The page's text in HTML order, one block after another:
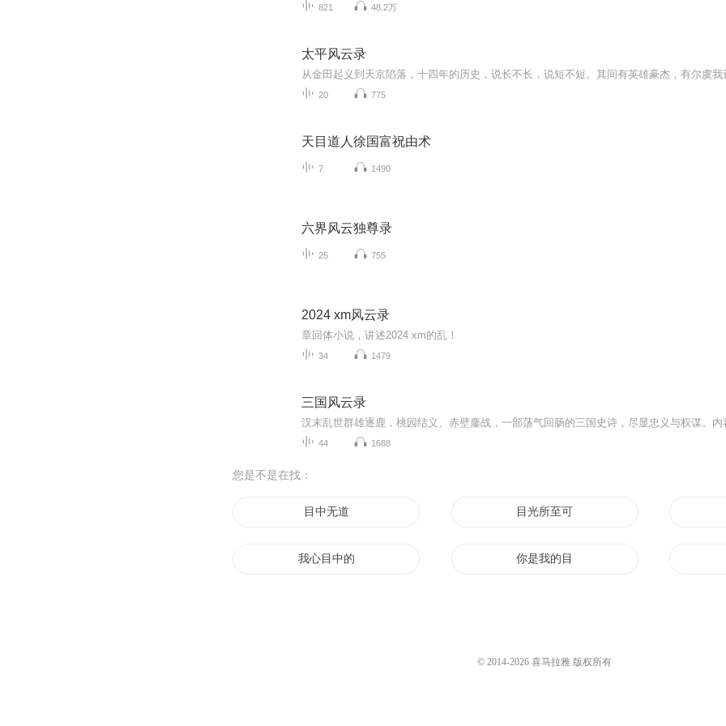
821 48.2万
太平风云录
20 775
天目道人徐国富祝由术
7 1490
六界风云独尊录
25 755
2024 xm风云录
章回体小说，讲述2024 xm的乱！
34 1479
三国风云录
44 1688
您是不是在找：
目中无道 目光所至可有妖
我心目中的修仙世界 你是我的目光倾城
© 2014-2026 喜马拉雅 版权所有